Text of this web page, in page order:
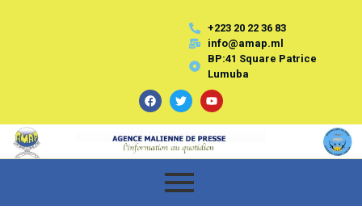
+223 20 22 36 83
info@amap.ml
BP:41 Square Patrice
Lumuba